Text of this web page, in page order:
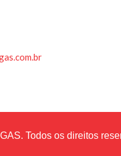
Todos os direitos